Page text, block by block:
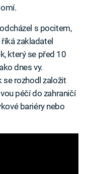
s pocitem,
zakladatel
který se před 10
dnes vy.
se rozhodl založit
péčí do zahraničí
bariéry nebo